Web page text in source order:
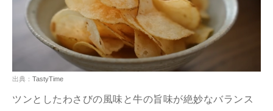
出典： TastyTime
ツンとしたわさびの風味と牛の旨味が絶妙なバランス